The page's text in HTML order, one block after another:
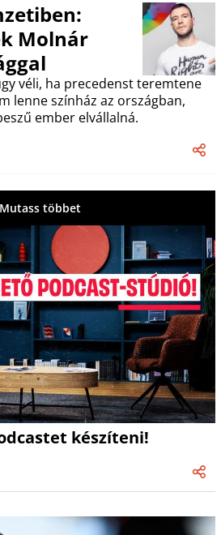
Molnár
véli, ha precedenst teremtene
lenne színház az országban,
ember elvállalná.
Mutass többet
készíteni!